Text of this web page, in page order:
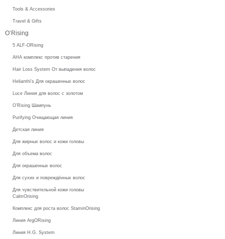
Tools & Accessories
Travel & Gifts
O’Rising
5 ALF-ORising
AHA комплекс против старения
Hair Loss System От выпадения волос
Helianthi's Для окрашенных волос
Luce Линия для волос с золотом
O’Rising Шампунь
Purifying Очищающая линия
Детская линия
Для жирных волос и кожи головы
Для объема волос
Для окрашенных волос
Для сухих и повреждённых волос
Для чувствительной кожи головы
CalmOrising
Комплекс для роста волос StaminOrising
Линия ArgORising
Линия H.G. System